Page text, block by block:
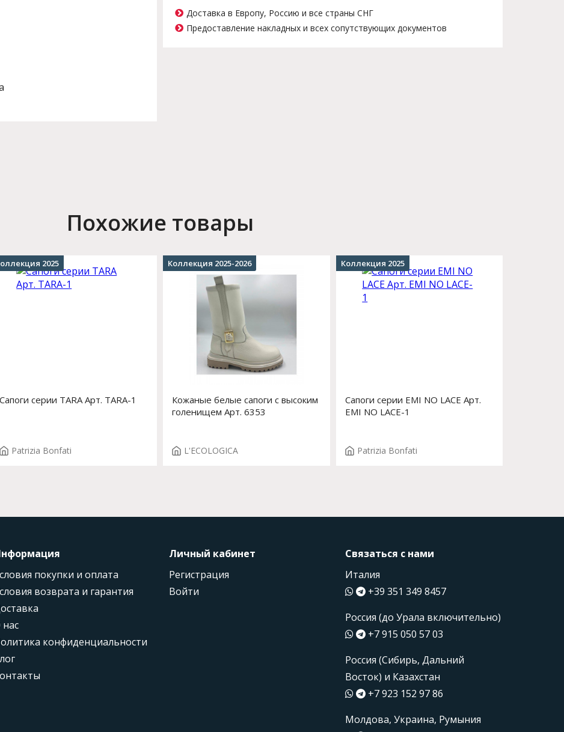
Доставка в Европу, Россию и все страны СНГ
Предоставление накладных и всех сопутствующих документов
Похожие товары
Сапоги серии TARA Арт. TARA-1
Patrizia Bonfati
2025
Кожаные белые сапоги с высоким
голенищем Арт. 6353
L'ECOLOGICA
Коллекция 2025-2026
Сапоги серии EMI NO LACE Арт.
EMI NO LACE-1
Patrizia Bonfati
Коллекция 2025
покупки и оплата
возврата и гарантия
конфиденциальности
Личный кабинет
Регистрация
Войти
Связаться с нами
Италия
+39 351 349 8457
Россия (до Урала включительно)
+7 915 050 57 03
Россия (Сибирь, Дальний
Восток) и Казахстан
+7 923 152 97 86
Молдова, Украина, Румыния